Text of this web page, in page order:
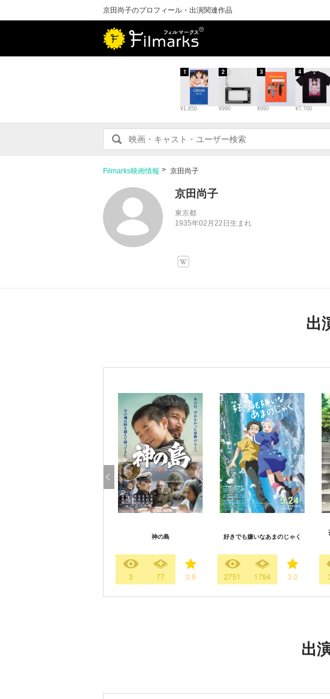
京田尚子のプロフィール・出演関連作品
¥1,650
1
¥990
2
¥990
3
¥7,700
4
Filmarks映画情報 京田尚子
京田尚子
東京都
1935年02月22日生まれ
出
神の島
3 77 3.8
好きでも嫌いなあまのじゃく
2751 1794 3.0
出